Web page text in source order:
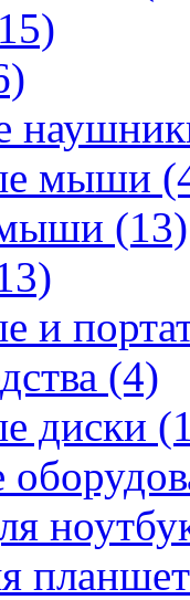
мыши
(13)
и
(4)
диски